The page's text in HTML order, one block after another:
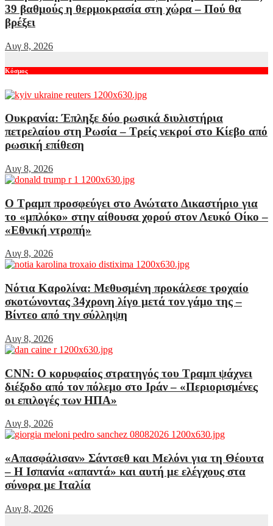
39 βαθμούς η θερμοκρασία στη χώρα – Πού θα
βρέξει
Αυγ 8, 2026
Κόσμος
Ουκρανία: Έπληξε δύο ρωσικά διυλιστήρια
πετρελαίου στη Ρωσία – Τρείς νεκροί στο Κίεβο από
ρωσική επίθεση
Αυγ 8, 2026
Ο Τραμπ προσφεύγει στο Ανώτατο Δικαστήριο για
το «μπλόκο» στην αίθουσα χορού στον Λευκό Οίκο –
«Εθνική ντροπή»
Αυγ 8, 2026
Νότια Καρολίνα: Μεθυσμένη προκάλεσε τροχαίο
σκοτώνοντας 34χρονη λίγο μετά τον γάμο της –
Βίντεο από την σύλληψη
Αυγ 8, 2026
CNN: Ο κορυφαίος στρατηγός του Τραμπ ψάχνει
διέξοδο από τον πόλεμο στο Ιράν – «Περιορισμένες
οι επιλογές των ΗΠΑ»
Αυγ 8, 2026
«Απασφάλισαν» Σάντσεθ και Μελόνι για τη Θέουτα
– Η Ισπανία «απαντά» και αυτή με ελέγχους στα
σύνορα με Ιταλία
Αυγ 8, 2026